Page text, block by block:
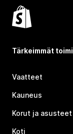
Tärkeimmät
Vaatteet
Kauneus
Korut ja asusteet
Koti